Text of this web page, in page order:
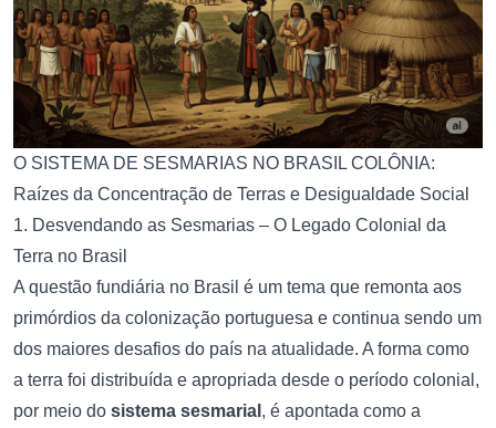
O SISTEMA DE SESMARIAS NO BRASIL COLÔNIA:
Raízes da Concentração de Terras e Desigualdade Social
1. Desvendando as Sesmarias – O Legado Colonial da
Terra no Brasil
A questão fundiária no Brasil é um tema que remonta aos
primórdios da colonização portuguesa e continua sendo um
dos maiores desafios do país na atualidade. A forma como
a terra foi distribuída e apropriada desde o período colonial,
por meio do sistema sesmarial , é apontada como a